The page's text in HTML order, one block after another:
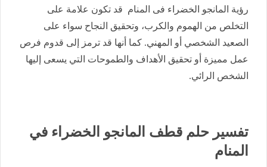
رؤية المانجو الخضراء فى المنام قد تكون علامة على
التخلص من الهموم والكرب، وتحقيق النجاح سواء على
الصعيد الشخصي أو المهني. كما أنها قد ترمز إلى قدوم فرص
عمل مميزة أو تحقيق الأهداف والطموحات التي يسعى إليها
الشخص الرائي.
تفسير حلم قطف المانجو الخضراء في
المنام